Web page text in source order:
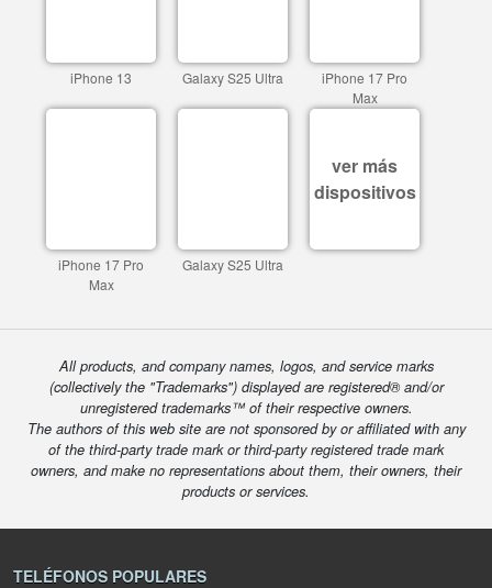
iPhone 13 Galaxy S25 Ultra
iPhone 17 Pro
Max
iPhone 17 Pro
Max
Galaxy S25 Ultra
ver más
dispositivos
All products, and company names, logos, and service marks
(collectively the "Trademarks") displayed are registered® and/or
unregistered trademarks™ of their respective owners.
The authors of this web site are not sponsored by or affiliated with any
of the third-party trade mark or third-party registered trade mark
owners, and make no representations about them, their owners, their
products or services.
TELÉFONOS POPULARES